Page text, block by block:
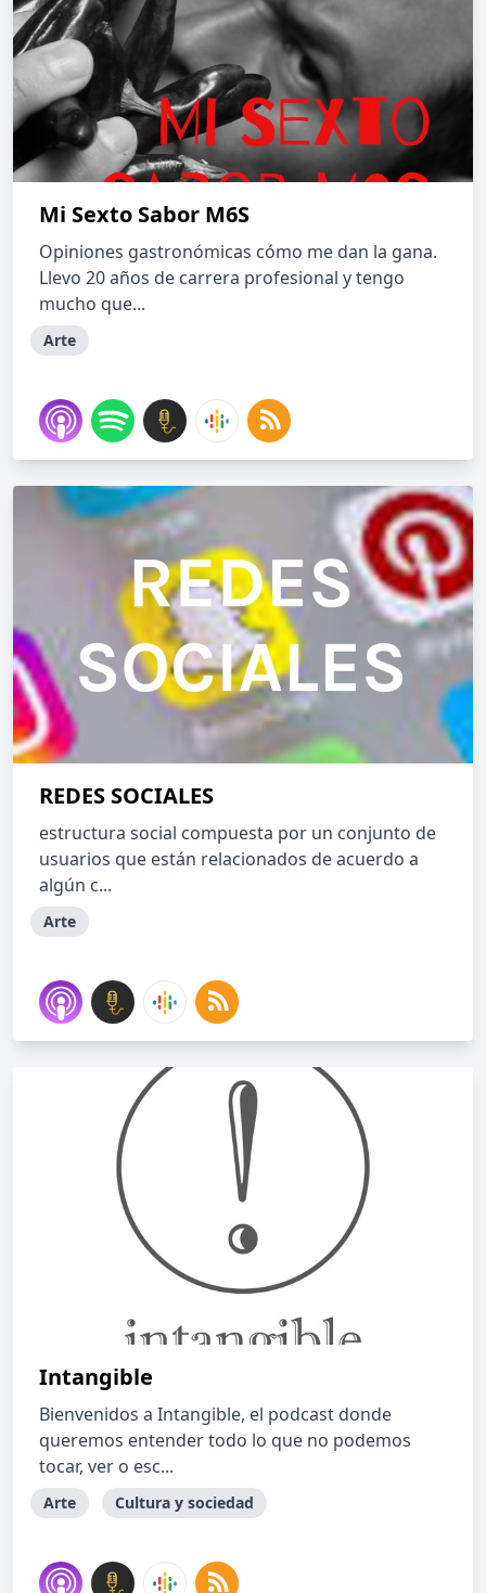
Mi Sexto Sabor M6S
Opiniones gastronómicas cómo me dan la gana.
Llevo 20 años de carrera profesional y tengo
mucho que...
Arte
REDES SOCIALES
estructura social compuesta por un conjunto de
usuarios que están relacionados de acuerdo a
algún c...
Arte
Intangible
Bienvenidos a Intangible, el podcast donde
queremos entender todo lo que no podemos
tocar, ver o esc...
Arte Cultura y sociedad